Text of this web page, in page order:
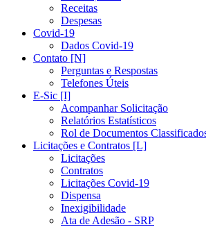
Receitas
Despesas
Covid-19
Dados Covid-19
Contato [N]
Perguntas e Respostas
Telefones Úteis
E-Sic [I]
Acompanhar Solicitação
Relatórios Estatísticos
Rol de Documentos
Licitações e Contratos [L]
Licitações
Contratos
Licitações Covid-19
Dispensa
Inexigibilidade
Ata de Adesão - SRP